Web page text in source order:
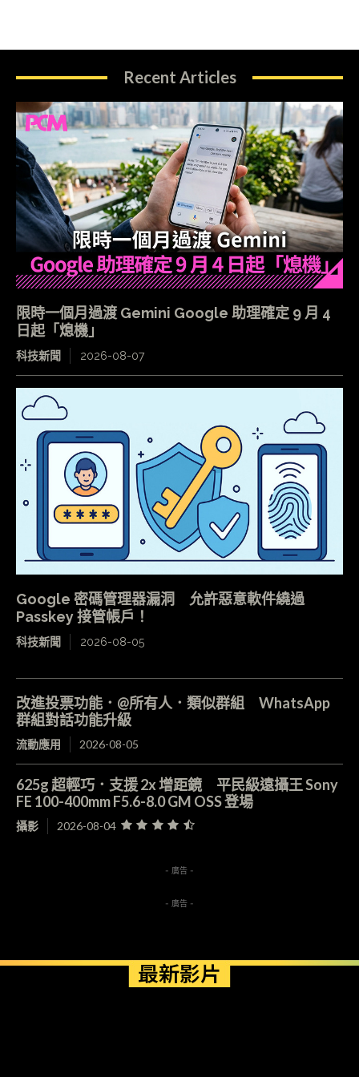
Recent Articles
限時一個月過渡 Gemini Google 助理確定 9 月 4
日起「熄機」
科技新聞 2026-08-07
Google 密碼管理器漏洞 允許惡意軟件繞過
Passkey 接管帳戶！
科技新聞 2026-08-05
改進投票功能．@所有人．類似群組 WhatsApp
群組對話功能升級
流動應用 2026-08-05
625g 超輕巧．支援 2x 增距鏡 平民級遠攝王 Sony
FE 100-400mm F5.6-8.0 GM OSS 登場
攝影 2026-08-04
- 廣告 -
- 廣告 -
最新影片